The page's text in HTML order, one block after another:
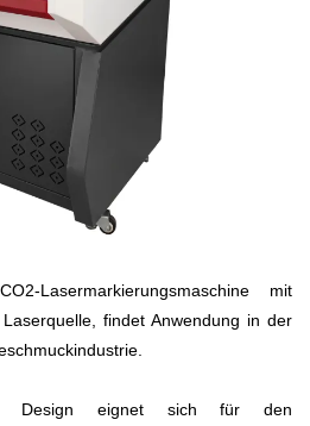
Lasermarkierungsmaschine mit
findet Anwendung in der
Design eignet sich für den